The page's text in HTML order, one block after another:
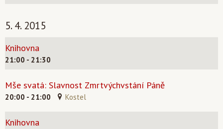
5. 4. 2015
Knihovna
21:00 - 21:30
Mše svatá: Slavnost Zmrtvýchvstání Páně
20:00 - 21:00 Kostel
Knihovna